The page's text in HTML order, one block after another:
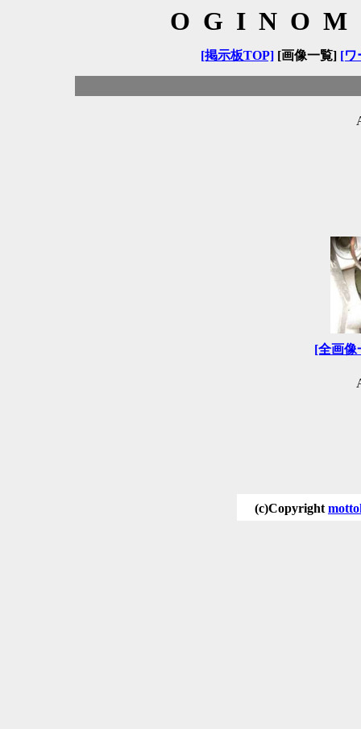
[掲示板TOP][画像一覧] [ワ
[全画像
(c)Copyright